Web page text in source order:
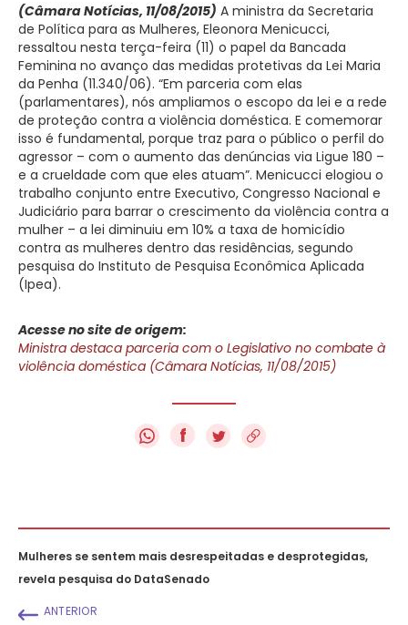
(Câmara Notícias, 11/08/2015) A ministra da Secretaria
de Política para as Mulheres, Eleonora Menicucci,
ressaltou nesta terça-feira (11) o papel da Bancada
Feminina no avanço das medidas protetivas da Lei Maria
da Penha (11.340/06). “Em parceria com elas
(parlamentares), nós ampliamos o escopo da lei e a rede
de proteção contra a violência doméstica. E comemorar
isso é fundamental, porque traz para o público o perfil do
agressor – com o aumento das denúncias via Ligue 180 –
e a crueldade com que eles atuam”. Menicucci elogiou o
trabalho conjunto entre Executivo, Congresso Nacional e
Judiciário para barrar o crescimento da violência contra a
mulher – a lei diminuiu em 10% a taxa de homicídio
contra as mulheres dentro das residências, segundo
pesquisa do Instituto de Pesquisa Econômica Aplicada
(Ipea).
Acesse no site de origem:
Ministra destaca parceria com o Legislativo no combate à
violência doméstica (Câmara Notícias, 11/08/2015)
f
Mulheres se sentem mais desrespeitadas e desprotegidas,
revela pesquisa do DataSenado
ANTERIOR